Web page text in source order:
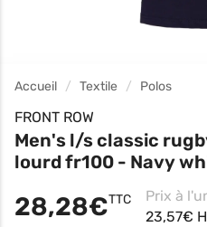
Accueil Textile Polos
FRONT ROW
Men's l/s classic
lourd fr100 - Navy
28,28€TTC
23,57€